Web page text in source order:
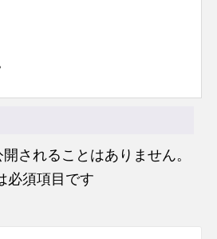
されることはありません。
必須項目です